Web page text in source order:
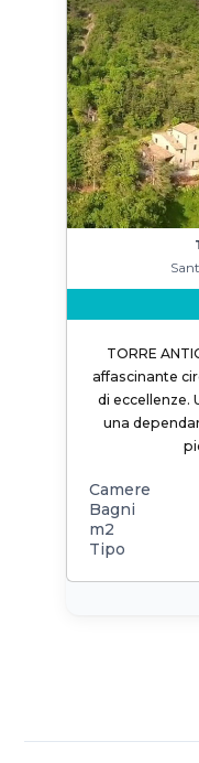
TORRE
affascinante
di eccellenze.
una
Camere
Bagni
m2
Tipo